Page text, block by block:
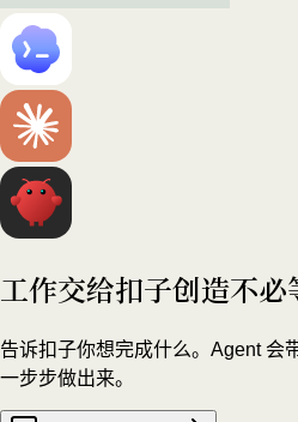
工作交给扣子创造不必
告诉扣子你想完成什么。Agent 会
一步步做出来。